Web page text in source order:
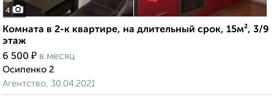
4
Комната в 2-к квартире, на длительный срок, 15м², 3/9
этаж
6 500 ₽ в месяц
Осипенко 2
Агентство, 30.04.2021